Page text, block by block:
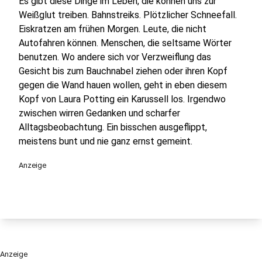
Weißglut treiben. Bahnstreiks. Plötzlicher Schneefall.
Eiskratzen am frühen Morgen. Leute, die nicht
Autofahren können. Menschen, die seltsame Wörter
benutzen. Wo andere sich vor Verzweiflung das
Gesicht bis zum Bauchnabel ziehen oder ihren Kopf
gegen die Wand hauen wollen, geht in eben diesem
Kopf von Laura Potting ein Karussell los. Irgendwo
zwischen wirren Gedanken und scharfer
Alltagsbeobachtung. Ein bisschen ausgeflippt,
meistens bunt und nie ganz ernst gemeint.
Anzeige
Anzeige